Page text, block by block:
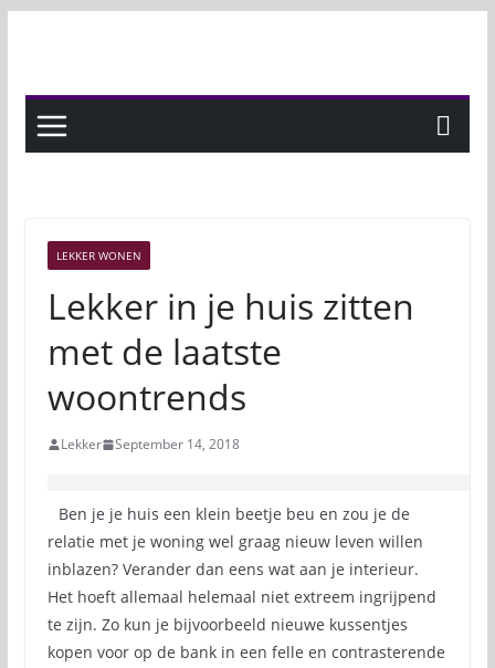
LEKKER WONEN
Lekker in je huis zitten
met de laatste
woontrends
Lekker September 14, 2018
Ben je je huis een klein beetje beu en zou je de
relatie met je woning wel graag nieuw leven willen
inblazen? Verander dan eens wat aan je interieur.
Het hoeft allemaal helemaal niet extreem ingrijpend
te zijn. Zo kun je bijvoorbeeld nieuwe kussentjes
kopen voor op de bank in een felle en contrasterende